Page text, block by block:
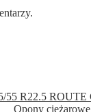
Opony ciężarowe